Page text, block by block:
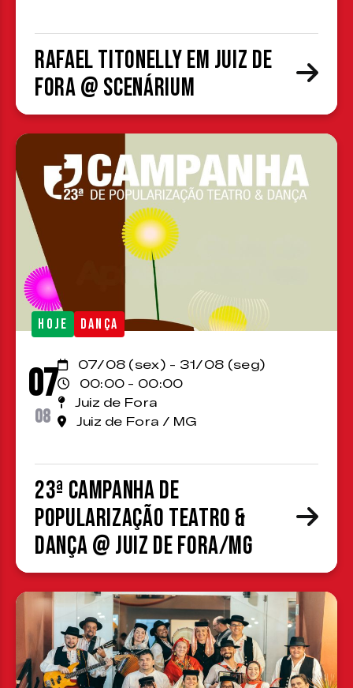
Rafael Titonelly em Juiz de
Fora @ Scenárium
HOJE DANÇA
07
08
07/08 (sex) - 31/08 (seg)
00:00 - 00:00
Juiz de Fora
Juiz de Fora / MG
23ª Campanha de
Popularização Teatro &
Dança @ Juiz de Fora/MG